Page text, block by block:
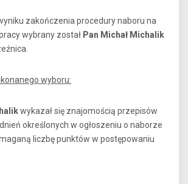
zakończenia procedury naboru na
wybrany został Pan Michał Michalik
wyboru:
wykazał się znajomością przepisów
określonych w ogłoszeniu o naborze
liczbę punktów w postępowaniu